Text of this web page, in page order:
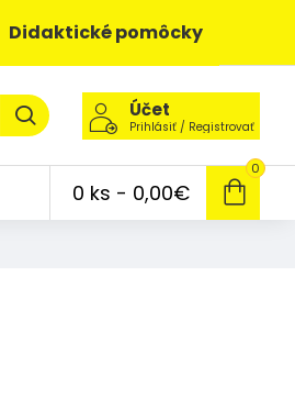
Didaktické pomôcky
Účet
Prihlásiť / Registrovať
0 ks - 0,00€
0